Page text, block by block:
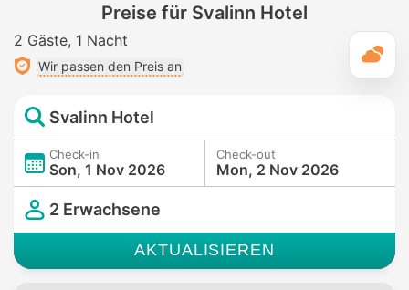
Preise für Svalinn Hotel
2 Gäste 1 Nacht
Wir passen den Preis an
Svalinn Hotel
Check-in
Son, 1 Nov 2026
Check-out
Mon, 2 Nov 2026
2 Erwachsene
AKTUALISIEREN